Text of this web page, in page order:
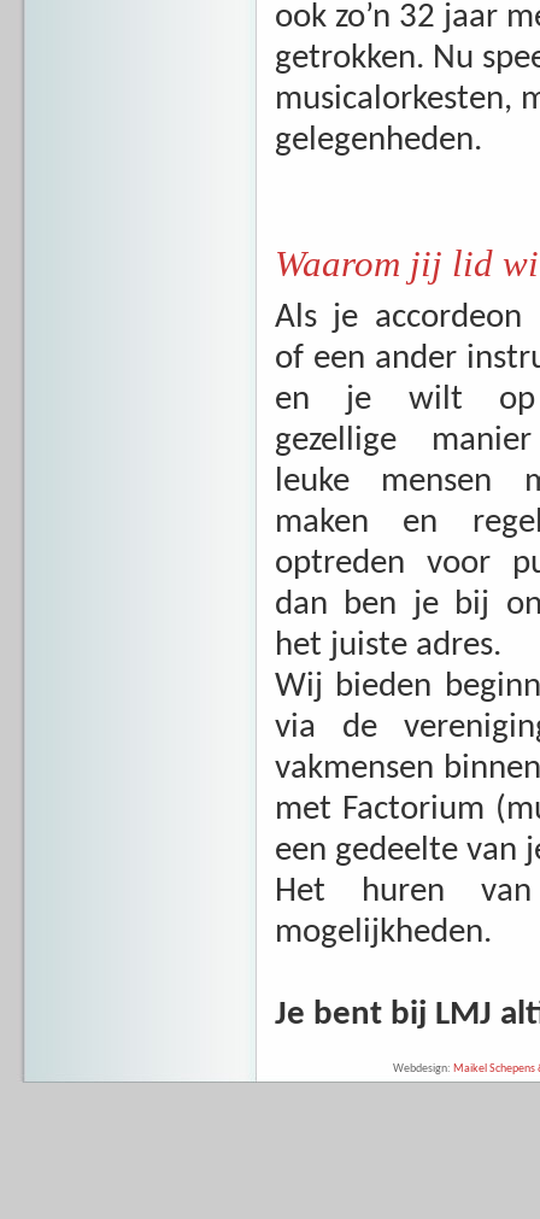
ook zo’n 32 jaar
getrokken. Nu
musicalorkesten,
gelegenheden.
Waarom jij lid
Als je accordeon
of een ander
en je wilt op
gezellige
leuke mensen
maken en
optreden voor
dan ben je bij
het juiste adres.
Wij bieden
via de
vakmensen
met Factorium
een gedeelte van
Het huren
mogelijkheden.
Je bent bij LMJ
Webdesign: Maikel Schepens